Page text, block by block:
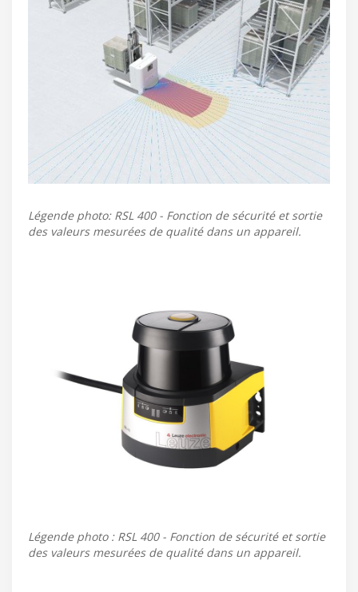
Légende photo: RSL 400 - Fonction de sécurité et sortie
des valeurs mesurées de qualité dans un appareil.
Légende photo : RSL 400 - Fonction de sécurité et sortie
des valeurs mesurées de qualité dans un appareil.